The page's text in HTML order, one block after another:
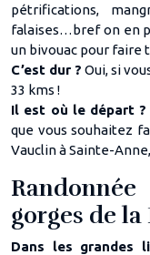
pétrifications,
falaises…bref on en
un bivouac pour faire
C’est dur ? Oui, si
33 kms !
Il est où le départ ?
que vous souhaitez
Vauclin à Sainte-
gorges de la
Dans les grandes